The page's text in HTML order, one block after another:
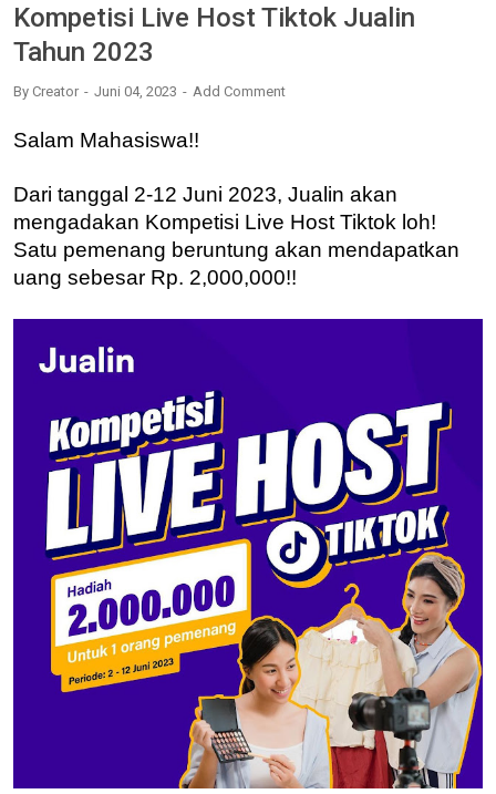
Kompetisi Live Host Tiktok Jualin
Tahun 2023
By Creator Juni 04, 2023 Add Comment
Salam Mahasiswa!!
Dari tanggal 2-12 Juni 2023, Jualin akan
mengadakan Kompetisi Live Host Tiktok loh!
Satu pemenang beruntung akan mendapatkan
uang sebesar Rp. 2,000,000!!